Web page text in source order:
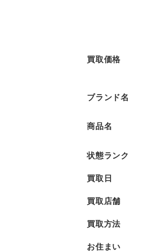
買取価格
ブランド名
商品名
状態ランク
買取日
買取店舗
買取方法
お住まい